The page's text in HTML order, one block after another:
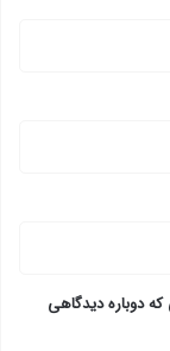
دوباره دیدگاهی